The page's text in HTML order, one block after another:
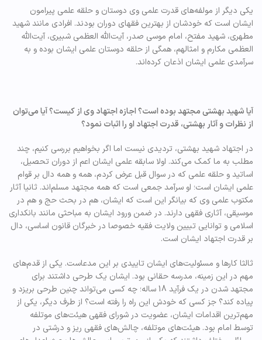
یکی دیگر از مولفه‌های قدرت علمی وی دوستان و حلقه علمی پیرامون
ایشان است که خودشان از بهترین فقهای دوران بودند. افرادی مانند شهید
مطهری، شهید مفتح، امام موسی صدر، آیت‌الله العظمی شبیری، آیت‌الله
العظمی مکارم و امثالهم، همگی از حلقه دوستان علمی ایشان بوده و به
سرآمدی علمی ایشان اذعان کرده‌اند.
آیا شهید بهشتی مجتهد بوده است؟ اجازه اجتهاد وی از کیست؟ آیا می‌توان
از نظرات و آثار بهشتی، قدرت اجتهاد او را اثبات نمود؟
در اجتهاد شهید بهشتی، تردیدی نیست اما اگر بخواهیم بررسی کنیم، چند
مطلب به ما کمک می‌کند. اولا سابقه علمی ایشان اعم از دوران تحصیل،
اساتید و حلقه علمی که در سوال قبل عرض کردم، همه و همه دال بر قوام
علمی ایشان است؛ او سرآمد جمعی است که همه مجتهد مسلم‌اند. ثانیا آثار
مکتوب علمی وی که بیانگر این است که ایشان، هم در بحث حج و هم در
موسیقی، آثاری فقهی دارند. در ضمن ورود ایشان به مباحثی مانند بانکداری
اسلامی و توانایی تبیین ولایت فقیه خصوصا در خبرگان قانون اساسی، دال
بر قدرت اجتهاد ایشان است.
ثالثا کارها و مسئولیت‌های ایشان تاییدی بر این مدعاست. یکی از قدم‌های
مهم در این زمینه، مدرسه حقانی بود. ایشان یک طرحی داشتند برای
مجتهد شدن در یک فرآید 18 ساله؛ چه کسی می‌تواند چنین طرحی بریزد و
پیاده کند؟ جز کسی که خودش این راه را رفته است؟ از طرف دیگر، یکی از
مهم‌ترین اقدامات ایشان، عضویت در شورای فقهی هیئت‌های موتلفه
توسط امام بود. هیئت‌های موتلفه، چالش‌های فقهی ریز و درشتی در